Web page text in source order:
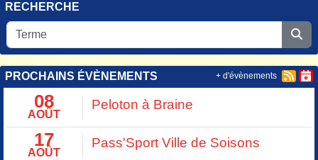
RECHERCHE
PROCHAINS ÉVÈNEMENTS
08
AOÛT
Peloton à Braine
17
AOÛT
Pass'Sport Ville de Soisons
+ d'évènements